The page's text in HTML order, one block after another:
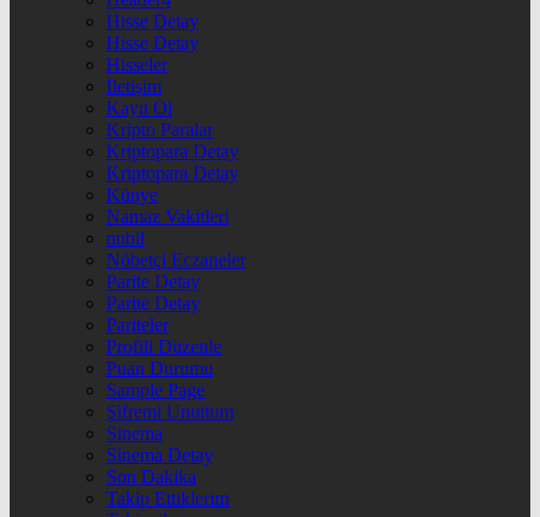
Hisse Detay
Hisse Detay
Hisseler
İletişim
Kayıt Ol
Kripto Paralar
Kriptopara Detay
Kriptopara Detay
Künye
Namaz Vakitleri
nnbil
Nöbetçi Eczaneler
Parite Detay
Parite Detay
Pariteler
Profili Düzenle
Puan Durumu
Sample Page
Şifremi Unuttum
Sinema
Sinema Detay
Son Dakika
Takip Ettiklerim